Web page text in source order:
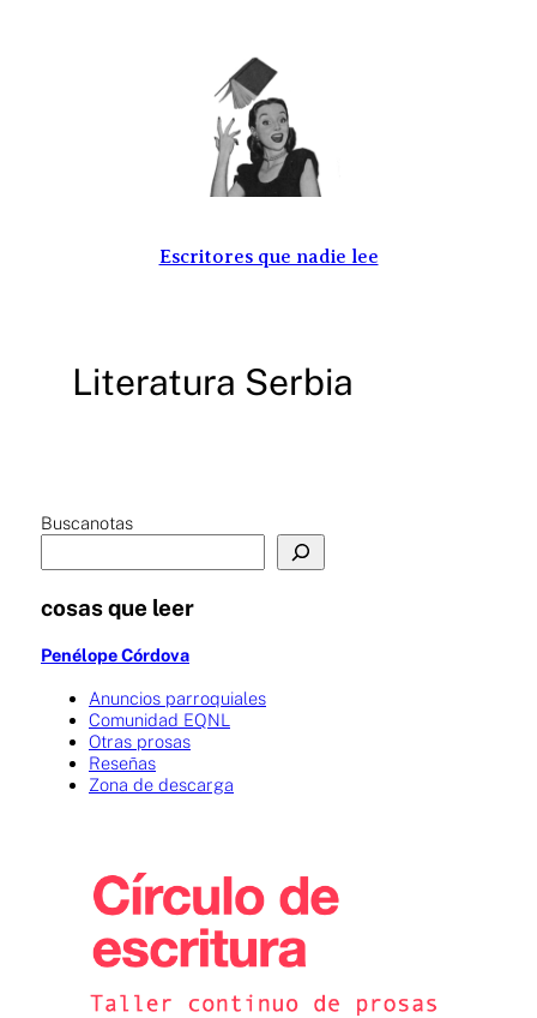
Escritores que nadie lee
Literatura Serbia
Buscanotas
cosas que leer
Penélope Córdova
Anuncios parroquiales
Comunidad EQNL
Otras prosas
Reseñas
Zona de descarga